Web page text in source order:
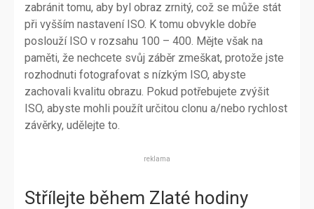
zabránit tomu, aby byl obraz zrnitý, což se může stát
při vyšším nastavení ISO. K tomu obvykle dobře
poslouží ISO v rozsahu 100 – 400. Mějte však na
paměti, že nechcete svůj záběr zmeškat, protože jste
rozhodnuti fotografovat s nízkým ISO, abyste
zachovali kvalitu obrazu. Pokud potřebujete zvýšit
ISO, abyste mohli použít určitou clonu a/nebo rychlost
závěrky, udělejte to.
reklama
Střílejte během Zlaté hodiny